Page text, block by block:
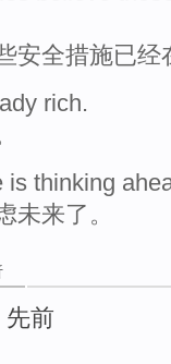
安全措施已经
rich.
is thinking
未来了。
先前